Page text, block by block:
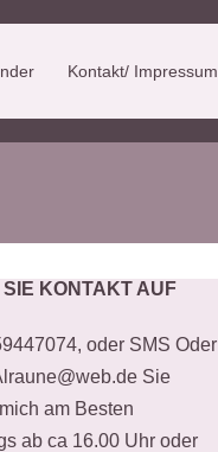
Kontakt/ Impressum
SIE KONTAKT AUF
oder SMS Oder
Sie
am Besten
ab ca 16.00 Uhr oder